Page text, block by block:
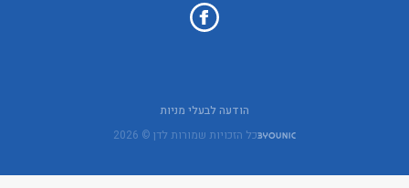
הודעה לבעלי מניות
כל הזכויות שמורות לדן © 2026